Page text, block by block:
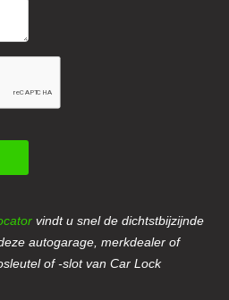
vindt u snel de dichtstbijzijnde
autogarage, merkdealer of
of -slot van Car Lock